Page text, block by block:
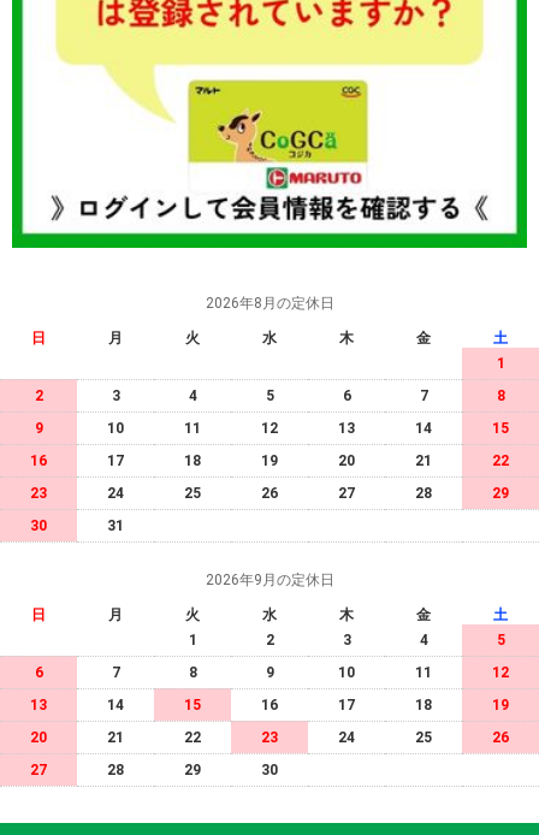
2026年8月の定休日
日 月 火 水 木 金
土
1
2
3 4 5 6 7
8
9
10 11 12 13 14
15
16
17 18 19 20 21
22
23
24 25 26 27 28
29
30
31
2026年9月の定休日
日 月 火 水 木 金
土
1
2 3 4
5
6
7 8 9 10 11
12
13
14 15 16 17 18
19
20
21 22 23 24 25
26
27
28 29 30